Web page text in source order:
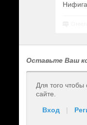
Оставьте Ваш
Для того
сайте.
Вход |